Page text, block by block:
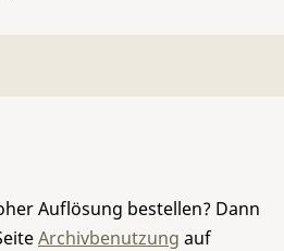
Auflösung bestellen? Dann
Archivbenutzung auf